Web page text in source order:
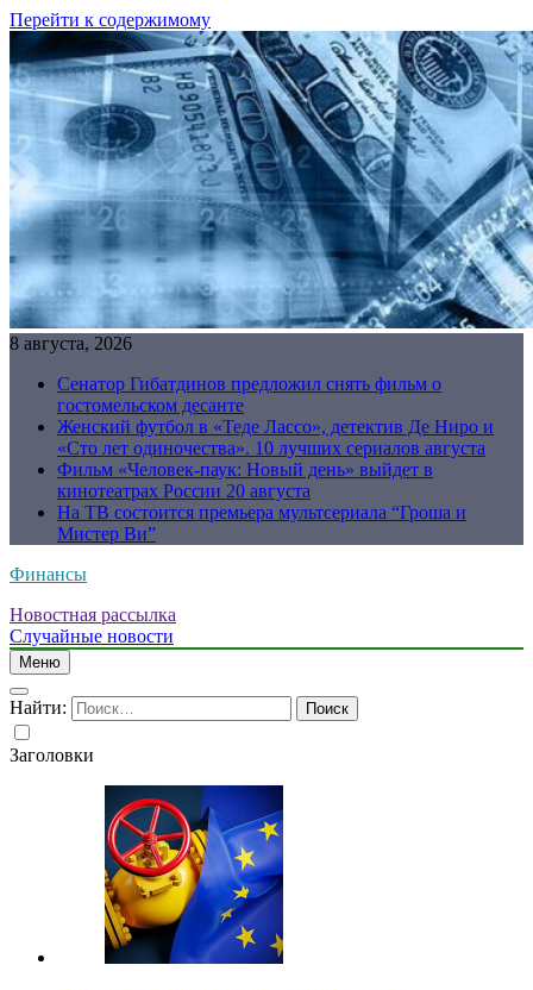
Перейти к содержимому
8 августа, 2026
Сенатор Гибатдинов предложил снять фильм о
гостомельском десанте
Женский футбол в «Теде Лассо», детектив Де Ниро и
«Сто лет одиночества». 10 лучших сериалов августа
Фильм «Человек-паук: Новый день» выйдет в
кинотеатрах России 20 августа
На ТВ состоится премьера мультсериала “Гроша и
Мистер Ви”
Финансы
Новостная рассылка
Случайные новости
Меню
Найти:
Заголовки